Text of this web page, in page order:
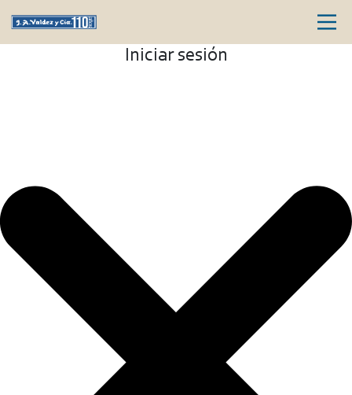
Iniciar sesión